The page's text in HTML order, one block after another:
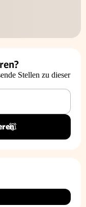
Stellen zu dieser